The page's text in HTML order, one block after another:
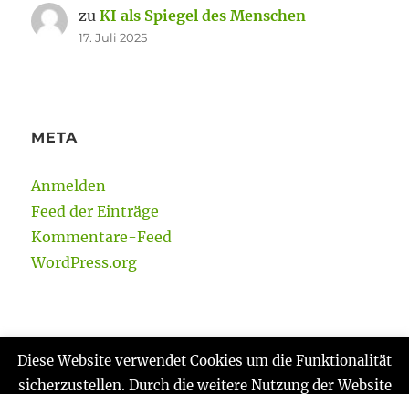
zuKI als Spiegel des Menschen
17. Juli 2025
META
Anmelden
Feed der Einträge
Kommentare-Feed
WordPress.org
Gabi Reinmann Datenschutzerklärung Stolz
Diese Website verwendet Cookies um die Funktionalität
sicherzustellen. Durch die weitere Nutzung der Website